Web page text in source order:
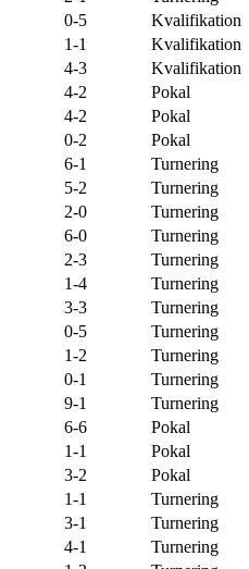
0-5 Kvalifikation
1-1
Kvalifikation
4-3
Kvalifikation
4-2
Pokal
4-2
Pokal
0-2
Pokal
6-1
Turnering
5-2 Turnering
2-0
Turnering
6-0
Turnering
2-3 Turnering
1-4
Turnering
3-3 Turnering
0-5 Turnering
1-2
Turnering
0-1 Turnering
9-1 Turnering
6-6
Pokal
1-1
Pokal
3-2
Pokal
1-1
Turnering
3-1
Turnering
4-1
Turnering